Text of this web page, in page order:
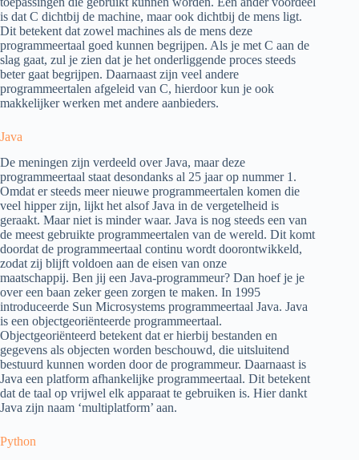
is dat C dichtbij de machine, maar ook dichtbij de mens ligt.
Dit betekent dat zowel machines als de mens deze
programmeertaal goed kunnen begrijpen. Als je met C aan de
slag gaat, zul je zien dat je het onderliggende proces steeds
beter gaat begrijpen. Daarnaast zijn veel andere
programmeertalen afgeleid van C, hierdoor kun je ook
makkelijker werken met andere aanbieders.
Java
De meningen zijn verdeeld over Java, maar deze
programmeertaal staat desondanks al 25 jaar op nummer 1.
Omdat er steeds meer nieuwe programmeertalen komen die
veel hipper zijn, lijkt het alsof Java in de vergetelheid is
geraakt. Maar niet is minder waar. Java is nog steeds een van
de meest gebruikte programmeertalen van de wereld. Dit komt
doordat de programmeertaal continu wordt doorontwikkeld,
zodat zij blijft voldoen aan de eisen van onze
maatschappij. Ben jij een Java-programmeur? Dan hoef je je
over een baan zeker geen zorgen te maken. In 1995
introduceerde Sun Microsystems programmeertaal Java. Java
is een objectgeoriënteerde programmeertaal.
Objectgeoriënteerd betekent dat er hierbij bestanden en
gegevens als objecten worden beschouwd, die uitsluitend
bestuurd kunnen worden door de programmeur. Daarnaast is
Java een platform afhankelijke programmeertaal. Dit betekent
dat de taal op vrijwel elk apparaat te gebruiken is. Hier dankt
Java zijn naam ‘multiplatform’ aan.
Python